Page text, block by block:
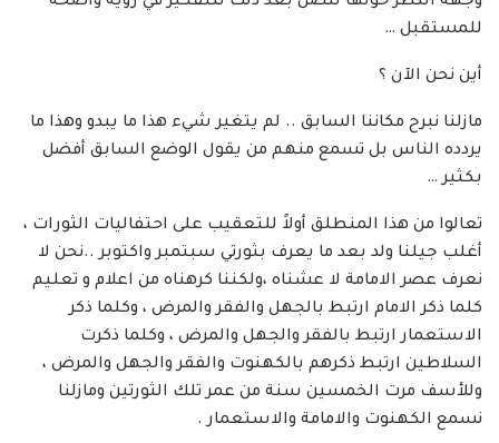
للمستقبل …
أين نحن الآن ؟
مازلنا نبرح مكاننا السابق .. لم يتغير شيء هذا ما يبدو وهذا ما
يردده الناس بل تسمع منهم من يقول الوضع السابق أفضل
بكثير …
تعالوا من هذا المنطلق أولاً للتعقيب على احتفاليات الثورات ،
أغلب جيلنا ولد بعد ما يعرف بثورتي سبتمبر واكتوبر ..نحن لا
نعرف عصر الامامة لا عشناه ،ولكننا كرهناه من اعلام و تعليم
كلما ذكر الامام ارتبط بالجهل والفقر والمرض ، وكلما ذكر
الاستعمار ارتبط بالفقر والجهل والمرض ، وكلما ذكرت
السلاطين ارتبط ذكرهم بالكهنوت والفقر والجهل والمرض ،
وللأسف مرت الخمسين سنة من عمر تلك الثورتين ومازلنا
نسمع الكهنوت والامامة والاستعمار .